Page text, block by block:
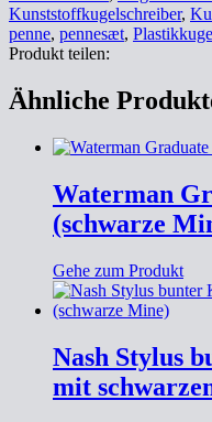
Kunststoffkugelschreiber,
penne, pennesæt,
Produkt teilen:
Ähnliche
Waterman
(schwarze
Gehe zum Produkt
Nash Stylus
mit